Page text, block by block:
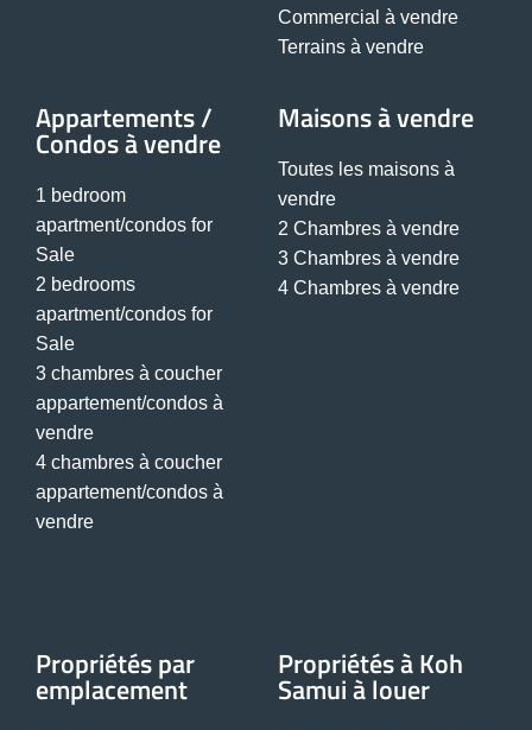
Commercial à vendre
Terrains à vendre
Appartements /
Condos à vendre
1 bedroom
apartment/condos for
Sale
2 bedrooms
apartment/condos for
Sale
3 chambres à coucher
appartement/condos à
vendre
4 chambres à coucher
appartement/condos à
vendre
Maisons à vendre
Toutes les maisons à
vendre
2 Chambres à vendre
3 Chambres à vendre
4 Chambres à vendre
Propriétés par
emplacement
Propriétés à Koh
Samui à louer